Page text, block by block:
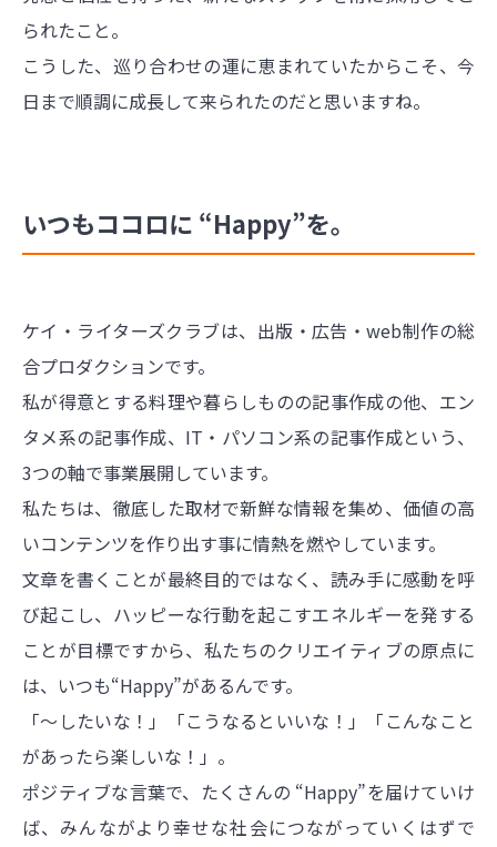
られたこと。
こうした、巡り合わせの運に恵まれていたからこそ、今
日まで順調に成長して来られたのだと思いますね。
いつもココロに “Happy”を。
ケイ・ライターズクラブは、出版・広告・web制作の総
合プロダクションです。
私が得意とする料理や暮らしものの記事作成の他、エン
タメ系の記事作成、IT・パソコン系の記事作成という、
3つの軸で事業展開しています。
私たちは、徹底した取材で新鮮な情報を集め、価値の高
いコンテンツを作り出す事に情熱を燃やしています。
文章を書くことが最終目的ではなく、読み手に感動を呼
び起こし、ハッピーな行動を起こすエネルギーを発する
ことが目標ですから、私たちのクリエイティブの原点に
は、いつも“Happy”があるんです。
「～したいな！」「こうなるといいな！」「こんなこと
があったら楽しいな！」。
ポジティブな言葉で、たくさんの “Happy”を届けていけ
ば、みんながより幸せな社会につながっていくはずで